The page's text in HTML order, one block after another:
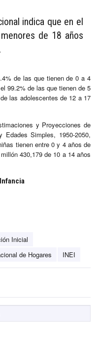
indica que en el
de 18 años
de las que tienen de 0 a 4
99.2% de las que tienen de 5
las adolescentes de 12 a 17
y Proyecciones de
Edades Simples, 1950-2050,
tienen entre 0 y 4 años de
430,179 de 10 a 14 años
Inicial
de Hogares INEI